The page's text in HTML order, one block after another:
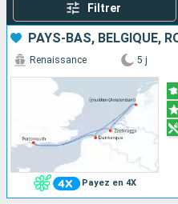
Filtrer
Payez en 4X
Renaissance 5 j